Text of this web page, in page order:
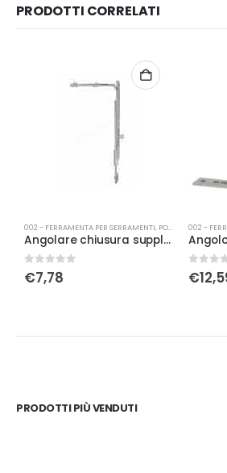
PRODOTTI CORRELATI
002 - FERRAMENTA PER SERRAMENTI, PORTA-FINESTRA
Angolare chiusura supplementare ARTECH L 185
0Su 5
€7,78
002 -
0Su 5
€
PRODOTTI PIÙ VENDUTI